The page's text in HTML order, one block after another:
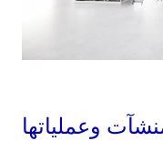
وعملياتها